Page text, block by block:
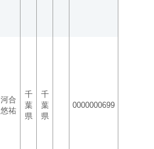
河合
悠祐
千
葉
県
千
葉
県
0000000699